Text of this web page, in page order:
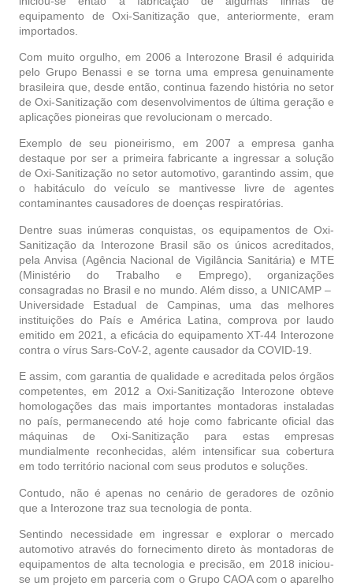
equipamento de Oxi-Sanitização que, anteriormente, eram
importados.
Com muito orgulho, em 2006 a Interozone Brasil é adquirida
pelo Grupo Benassi e se torna uma empresa genuinamente
brasileira que, desde então, continua fazendo história no setor
de Oxi-Sanitização com desenvolvimentos de última geração e
aplicações pioneiras que revolucionam o mercado.
Exemplo de seu pioneirismo, em 2007 a empresa ganha
destaque por ser a primeira fabricante a ingressar a solução
de Oxi-Sanitização no setor automotivo, garantindo assim, que
o habitáculo do veículo se mantivesse livre de agentes
contaminantes causadores de doenças respiratórias.
Dentre suas inúmeras conquistas, os equipamentos de Oxi-
Sanitização da Interozone Brasil são os únicos acreditados,
pela Anvisa (Agência Nacional de Vigilância Sanitária) e MTE
(Ministério do Trabalho e Emprego), organizações
consagradas no Brasil e no mundo. Além disso, a UNICAMP –
Universidade Estadual de Campinas, uma das melhores
instituições do País e América Latina, comprova por laudo
emitido em 2021, a eficácia do equipamento XT-44 Interozone
contra o vírus Sars-CoV-2, agente causador da COVID-19.
E assim, com garantia de qualidade e acreditada pelos órgãos
competentes, em 2012 a Oxi-Sanitização Interozone obteve
homologações das mais importantes montadoras instaladas
no país, permanecendo até hoje como fabricante oficial das
máquinas de Oxi-Sanitização para estas empresas
mundialmente reconhecidas, além intensificar sua cobertura
em todo território nacional com seus produtos e soluções.
Contudo, não é apenas no cenário de geradores de ozônio
que a Interozone traz sua tecnologia de ponta.
Sentindo necessidade em ingressar e explorar o mercado
automotivo através do fornecimento direto às montadoras de
equipamentos de alta tecnologia e precisão, em 2018 iniciou-
se um projeto em parceria com o Grupo CAOA com o aparelho